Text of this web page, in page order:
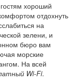
хороший
отдохнуть
на
зелени, и
бюро вам
морские
На всей
Wi-Fi.